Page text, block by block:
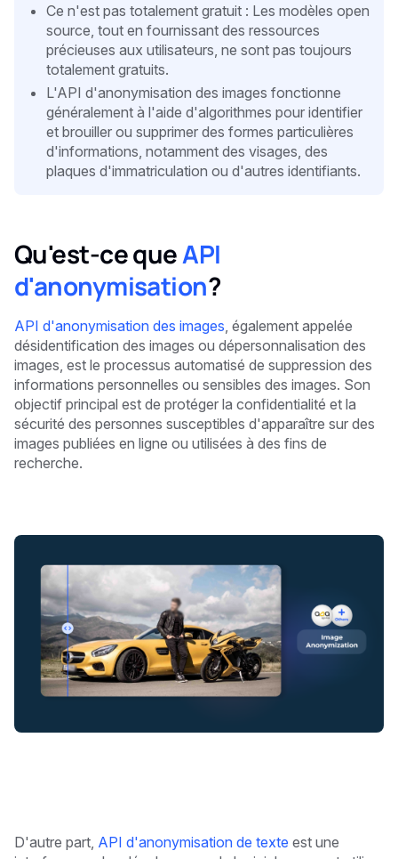
Ce n'est pas totalement gratuit : Les modèles open
source, tout en fournissant des ressources
précieuses aux utilisateurs, ne sont pas toujours
totalement gratuits.
L'API d'anonymisation des images fonctionne
généralement à l'aide d'algorithmes pour identifier
et brouiller ou supprimer des formes particulières
d'informations, notamment des visages, des
plaques d'immatriculation ou d'autres identifiants.
Qu'est-ce queAPI
d'anonymisation?
API d'anonymisation des images , également appelée
désidentification des images ou dépersonnalisation des
images, est le processus automatisé de suppression des
informations personnelles ou sensibles des images. Son
objectif principal est de protéger la confidentialité et la
sécurité des personnes susceptibles d'apparaître sur des
images publiées en ligne ou utilisées à des fins de
recherche.
D'autre part, API d'anonymisation de texte est une